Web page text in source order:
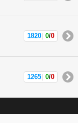
1820 0/0
1265 0/0